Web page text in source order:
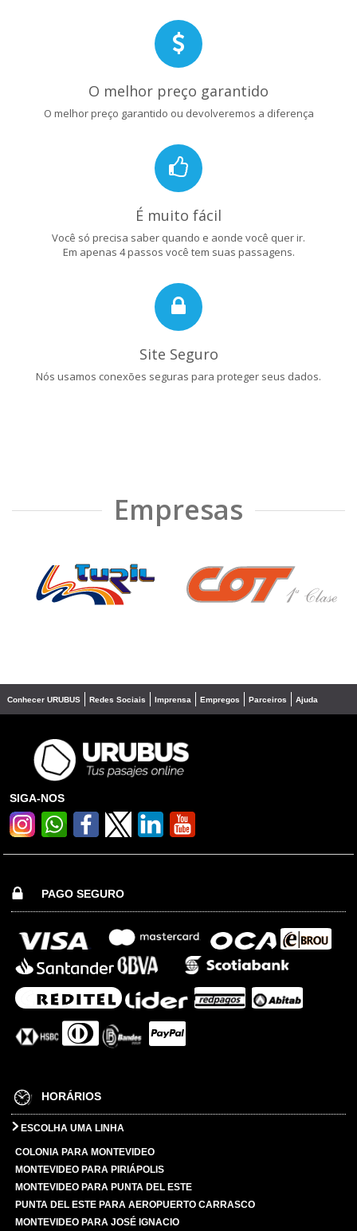
O melhor preço garantido
O melhor preço garantido ou devolveremos a diferença
É muito fácil
Você só precisa saber quando e aonde você quer ir.
Em apenas 4 passos você tem suas passagens.
Site Seguro
Nós usamos conexões seguras para proteger seus dados.
Empresas
❮ ❯
Conhecer URUBUS Redes Sociais Imprensa Empregos Parceiros Ajuda
SIGA-NOS
PAGO SEGURO
HORÁRIOS
ESCOLHA UMA LINHA
COLONIA PARA MONTEVIDEO
MONTEVIDEO PARA PIRIÁPOLIS
MONTEVIDEO PARA PUNTA DEL ESTE
PUNTA DEL ESTE PARA AEROPUERTO CARRASCO
MONTEVIDEO PARA JOSÉ IGNACIO